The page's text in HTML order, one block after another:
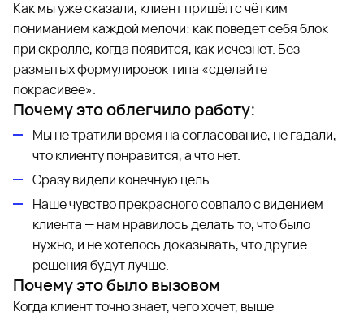
Как мы уже сказали, клиент пришёл с чётким
пониманием каждой мелочи: как поведёт себя блок
при скролле, когда появится, как исчезнет. Без
размытых формулировок типа «сделайте
покрасивее».
Почему это облегчило работу:
Мы не тратили время на согласование, не гадали,
что клиенту понравится, а что нет.
Сразу видели конечную цель.
Наше чувство прекрасного совпало с видением
клиента — нам нравилось делать то, что было
нужно, и не хотелось доказывать, что другие
решения будут лучше.
Почему это было вызовом
Когда клиент точно знает, чего хочет, выше